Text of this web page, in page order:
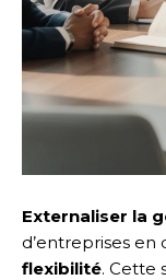
Externaliser la
d’entreprises en
flexibilité. Cette